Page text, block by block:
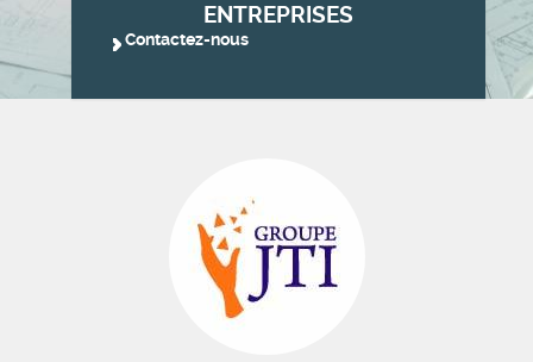
ENTREPRISES
Contactez-nous